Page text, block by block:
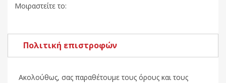
Μοιραστείτε το:
Πολιτική επιστροφών
Ακολούθως, σας παραθέτουμε τους όρους και τους